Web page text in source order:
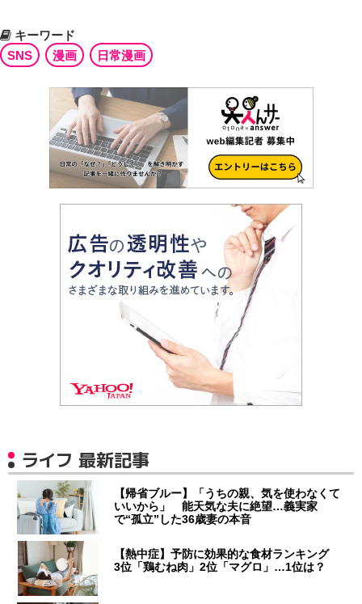
キーワード
SNS
漫画 日常漫画
ライフ 最新記事
【帰省ブルー】「うちの親、気を使わなくて
いいから」 能天気な夫に絶望…義実家
で“孤立”した36歳妻の本音
【熱中症】予防に効果的な食材ランキング
3位「鶏むね肉」2位「マグロ」…1位は？